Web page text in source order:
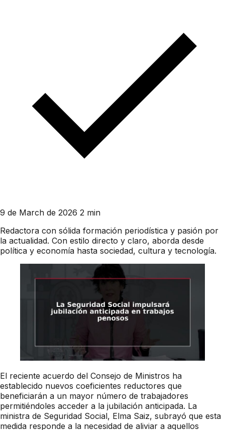
9 de March de 2026 2 min
Redactora con sólida formación periodística y pasión por
la actualidad. Con estilo directo y claro, aborda desde
política y economía hasta sociedad, cultura y tecnología.
El reciente acuerdo del Consejo de Ministros ha
establecido nuevos coeficientes reductores que
beneficiarán a un mayor número de trabajadores
permitiéndoles acceder a la jubilación anticipada. La
ministra de Seguridad Social, Elma Saiz, subrayó que esta
medida responde a la necesidad de aliviar a aquellos